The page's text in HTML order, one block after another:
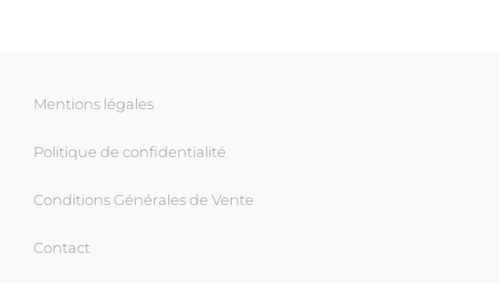
Mentions légales
Politique de confidentialité
Conditions Générales de Vente
Contact